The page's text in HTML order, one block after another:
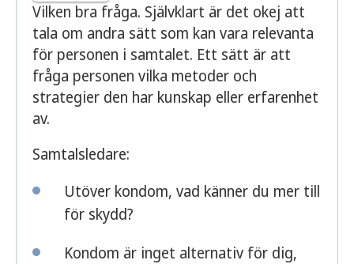
Vilken bra fråga. Självklart är det okej att
tala om andra sätt som kan vara relevanta
för personen i samtalet. Ett sätt är att
fråga personen vilka metoder och
strategier den har kunskap eller erfarenhet
av.
Samtalsledare:
Utöver kondom, vad känner du mer till
för skydd?
Kondom är inget alternativ för dig,